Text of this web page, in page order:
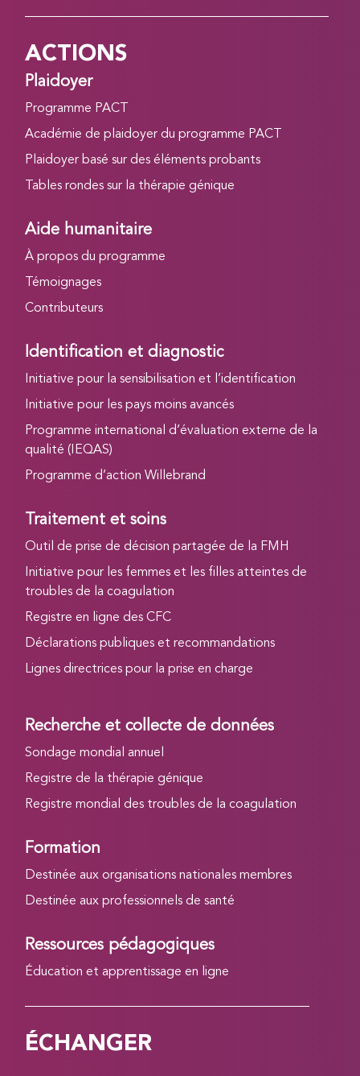
ACTIONS
Plaidoyer
Programme PACT
Académie de plaidoyer du programme PACT
Plaidoyer basé sur des éléments probants
Tables rondes sur la thérapie génique
Aide humanitaire
À propos du programme
Témoignages
Contributeurs
Identification et diagnostic
Initiative pour la sensibilisation et l’identification
Initiative pour les pays moins avancés
Programme international d’évaluation externe de la
qualité (IEQAS)
Programme d’action Willebrand
Traitement et soins
Outil de prise de décision partagée de la FMH
Initiative pour les femmes et les filles atteintes de
troubles de la coagulation
Registre en ligne des CFC
Déclarations publiques et recommandations
Lignes directrices pour la prise en charge
Recherche et collecte de données
Sondage mondial annuel
Registre de la thérapie génique
Registre mondial des troubles de la coagulation
Formation
Destinée aux organisations nationales membres
Destinée aux professionnels de santé
Ressources pédagogiques
Éducation et apprentissage en ligne
ÉCHANGER